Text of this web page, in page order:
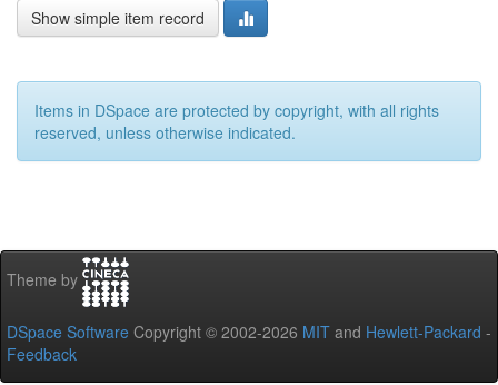
Show simple item record
Items in DSpace are protected by copyright, with all rights
reserved, unless otherwise indicated.
Theme by
DSpace Software Copyright © 2002-2026 MIT and Hewlett-Packard -
Feedback